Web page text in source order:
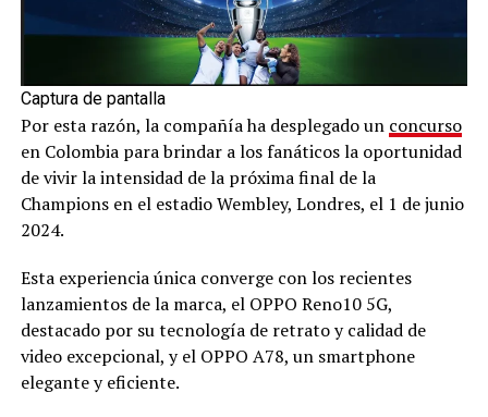
Captura de pantalla
Por esta razón, la compañía ha desplegado un concurso
en Colombia para brindar a los fanáticos la oportunidad
de vivir la intensidad de la próxima final de la
Champions en el estadio Wembley, Londres, el 1 de junio
2024.
Esta experiencia única converge con los recientes
lanzamientos de la marca, el OPPO Reno10 5G,
destacado por su tecnología de retrato y calidad de
video excepcional, y el OPPO A78, un smartphone
elegante y eficiente.